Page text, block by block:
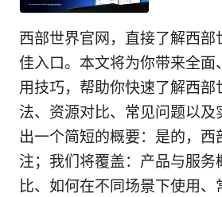
西部世界官网，直接了解西部
佳入口。本文将为你带来全面
用技巧，帮助你快速了解西部
法、资源对比、常见问题以及
出一个简短的概要：是的，西
注；我们将覆盖：产品与服务
比、如何在不同场景下使用、